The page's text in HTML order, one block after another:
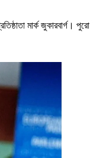
মার্ক জুকারবার্গ। পুরো